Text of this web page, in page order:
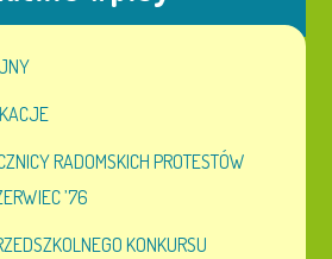
RADOMSKICH PROTESTÓW
’76
KONKURSU